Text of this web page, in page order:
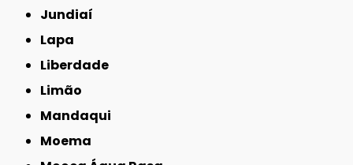
Jundiaí
Lapa
Liberdade
Limão
Mandaqui
Moema